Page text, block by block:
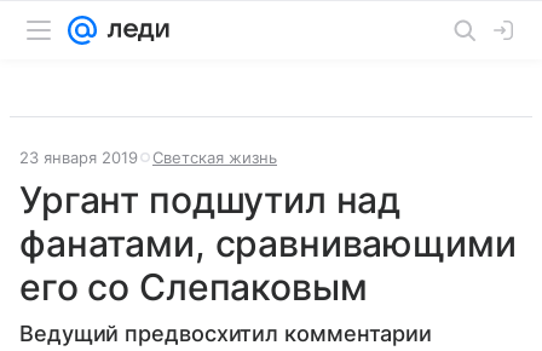
23 января 2019 Светская жизнь
Ургант подшутил над
фанатами, сравнивающими
его со Слепаковым
Ведущий предвосхитил комментарии